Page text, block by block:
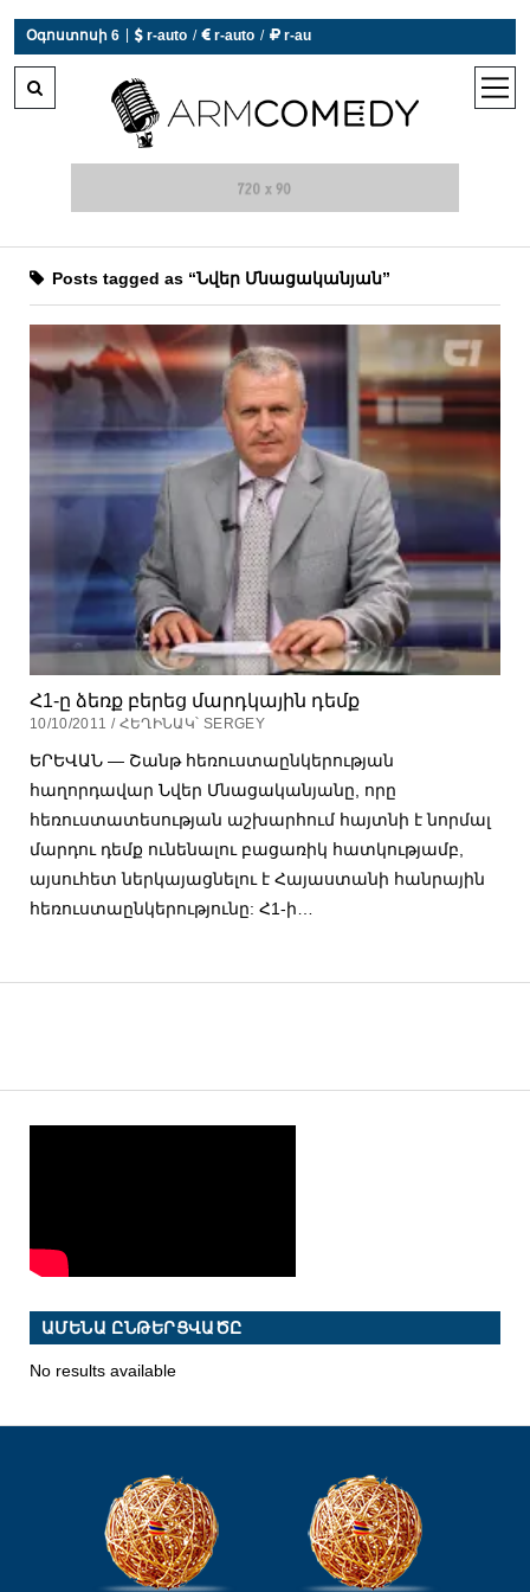
Օգոստոսի 6  r-auto /  r-auto /  r-au
open
Posts tagged as “Նվեր Մնացականյան”
Հ1-ը ձեռք բերեց մարդկային դեմք
10/10/2011 / ՀԵՂԻՆԱԿ՝ SERGEY
ԵՐԵՎԱՆ — Շանթ հեռուստաընկերության
հաղորդավար Նվեր Մնացականյանը, որը
հեռուստատեսության աշխարհում հայտնի է նորմալ
մարդու դեմք ունենալու բացառիկ հատկությամբ,
այսուհետ ներկայացնելու է Հայաստանի հանրային
հեռուստաընկերությունը: Հ1-ի…
ԱՄԵՆԱ ԸՆԹԵՐՑՎԱԾԸ
No results available